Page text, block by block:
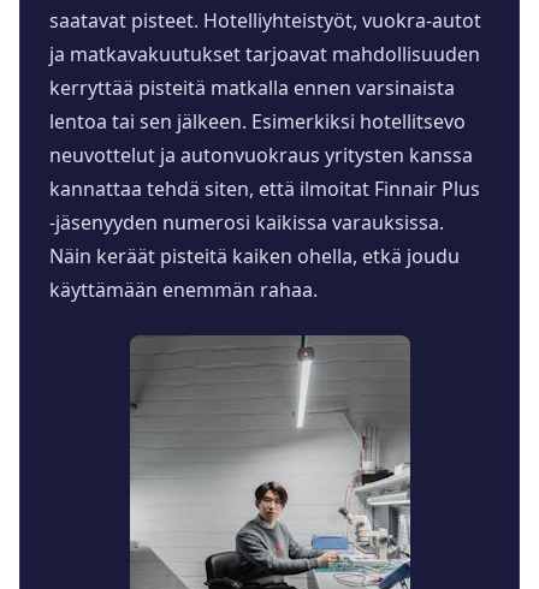
saatavat pisteet. Hotelliyhteistyöt, vuokra-autot
ja matkavakuutukset tarjoavat mahdollisuuden
kerryttää pisteitä matkalla ennen varsinaista
lentoa tai sen jälkeen. Esimerkiksi hotellitsevo
neuvottelut ja autonvuokraus yritysten kanssa
kannattaa tehdä siten, että ilmoitat Finnair Plus
-jäsenyyden numerosi kaikissa varauksissa.
Näin keräät pisteitä kaiken ohella, etkä joudu
käyttämään enemmän rahaa.